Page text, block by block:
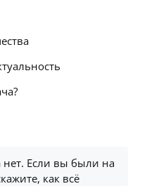
нет. Если вы были на
как всё